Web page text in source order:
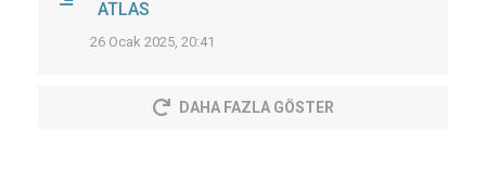
ATLAS
26 Ocak 2025, 20:41
DAHA FAZLA GÖSTER